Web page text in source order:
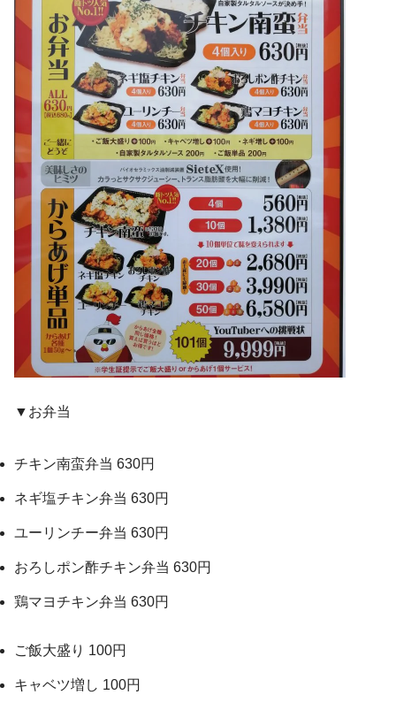
▼お弁当
チキン南蛮弁当 630円
ネギ塩チキン弁当 630円
ユーリンチー弁当 630円
おろしポン酢チキン弁当 630円
鶏マヨチキン弁当 630円
ご飯大盛り 100円
キャベツ増し 100円